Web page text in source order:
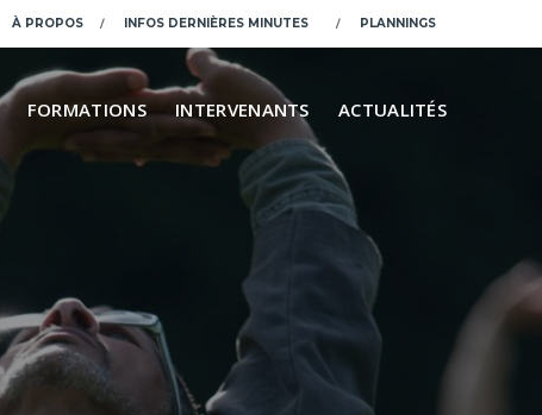
PLANNINGS
INFOS DERNIÈRES MINUTES
À PROPOS
FORMATIONS INTERVENANTS ACTUALITÉS